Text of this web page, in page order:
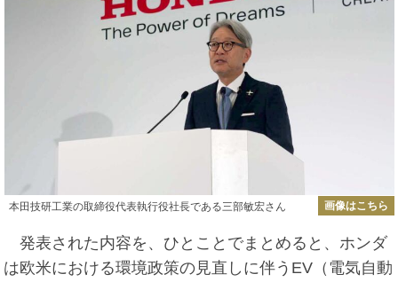
本田技研工業の取締役代表執行役社長である三部敏宏さん 画像はこちら
発表された内容を、ひとことでまとめると、ホンダ
は欧米における環境政策の見直しに伴うEV（電気自動